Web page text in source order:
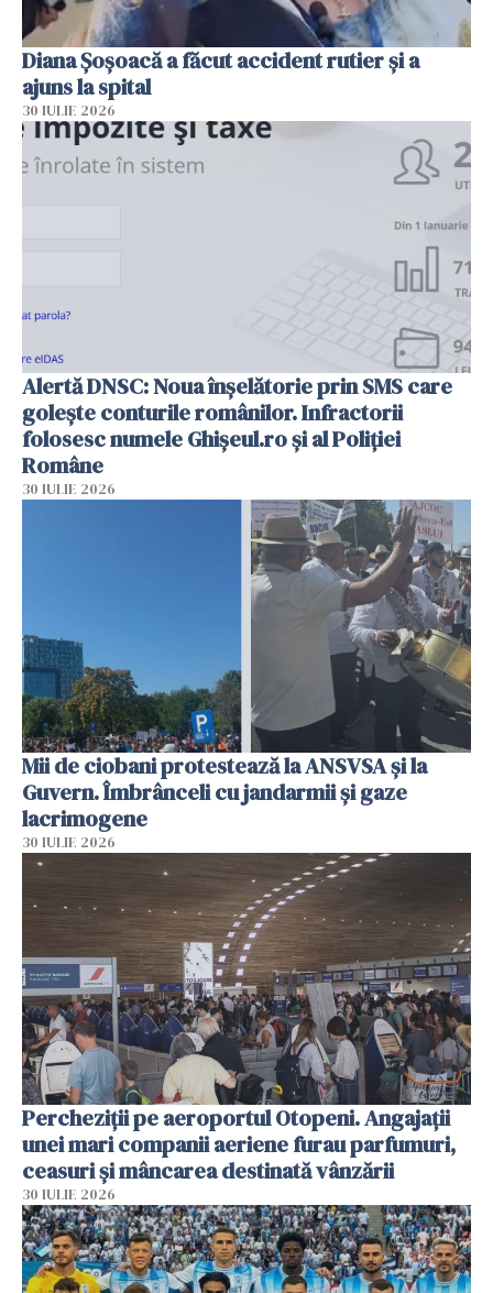
Diana Șoșoacă a făcut accident rutier și a
ajuns la spital
30 IULIE 2026
Alertă DNSC: Noua înșelătorie prin SMS care
golește conturile românilor. Infractorii
folosesc numele Ghișeul.ro și al Poliției
Române
30 IULIE 2026
Mii de ciobani protestează la ANSVSA și la
Guvern. Îmbrânceli cu jandarmii și gaze
lacrimogene
30 IULIE 2026
Percheziții pe aeroportul Otopeni. Angajații
unei mari companii aeriene furau parfumuri,
ceasuri și mâncarea destinată vânzării
30 IULIE 2026